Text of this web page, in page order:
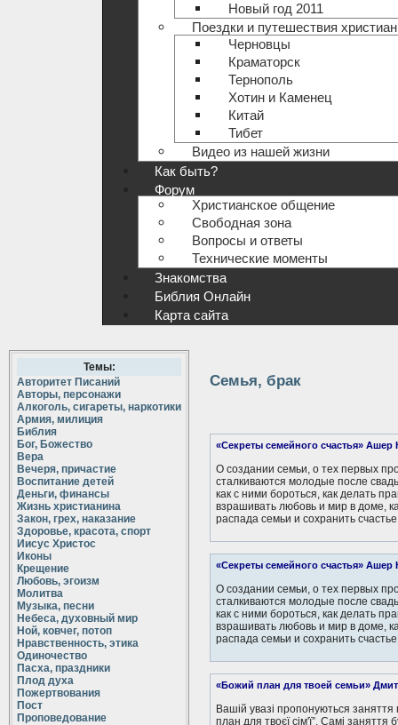
Новый год 2011
Поездки и путешествия христиан
Черновцы
Краматорск
Тернополь
Хотин и Каменец
Китай
Тибет
Видео из нашей жизни
Как быть?
Форум
Христианское общение
Свободная зона
Вопросы и ответы
Технические моменты
Знакомства
Библия Онлайн
Карта сайта
Темы:
Авторитет Писаний
Авторы, персонажи
Алкоголь, сигареты, наркотики
Армия, милиция
Библия
Бог, Божество
Вера
Вечеря, причастие
Воспитание детей
Деньги, финансы
Жизнь христианина
Закон, грех, наказание
Здоровье, красота, спорт
Иисус Христос
Иконы
Крещение
Любовь, эгоизм
Молитва
Музыка, песни
Небеса, духовный мир
Ной, ковчег, потоп
Нравственность, этика
Одиночество
Пасха, праздники
Плод духа
Пожертвования
Пост
Проповедование
Семья, брак
«Секреты семейного счастья» Ашер
О создании семьи, о тех первых
сталкиваются молодые после
как с ними бороться, как делать
взрашивать любовь и мир в доме,
распада семьи и сохранить счастье
«Секреты семейного счастья» Ашер
О создании семьи, о тех первых
сталкиваются молодые после
как с ними бороться, как делать
взрашивать любовь и мир в доме,
распада семьи и сохранить счастье
«Божий план для твоей семьи»
Вашій увазі пропонуються
план для твоєї сім'ї”. Самі заняття